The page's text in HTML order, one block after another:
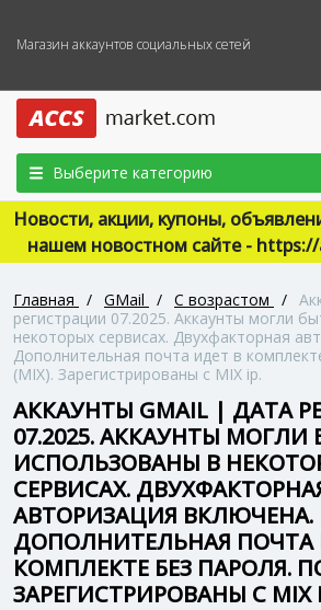
Магазин аккаунтов социальных сетей
Выберите категорию
Новости, акции, купоны,
нашем новостном сайте -
Главная / GMail / С возрастом /
регистрации 07.2025. Аккаунты могли
некоторых сервисах. Двухфакторная
Дополнительная почта идет в
(MIX). Зарегистрированы с MIX ip.
АККАУНТЫ GMAIL | ДАТА
07.2025. АККАУНТЫ МОГЛИ
ИСПОЛЬЗОВАНЫ В
СЕРВИСАХ.
АВТОРИЗАЦИЯ ВКЛЮЧЕНА.
ДОПОЛНИТЕЛЬНАЯ ПОЧТА
КОМПЛЕКТЕ БЕЗ ПАРОЛЯ.
ЗАРЕГИСТРИРОВАНЫ С MIX